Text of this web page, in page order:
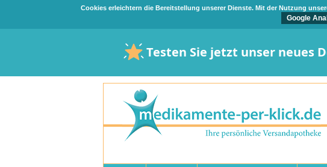
Cookies erleichtern die Bereitstellung unserer Dienste. Mit der Nutzung
Google
Testen Sie jetzt unser neues